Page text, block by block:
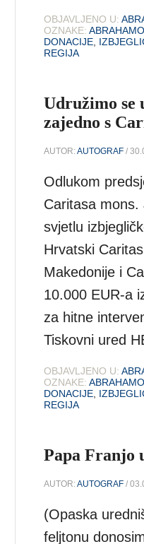
OBJAVLJENO U:
OZNAKE:
DONACIJE,
REGIJA
Udružimo se
zajedno s
AUTOR:AUTOGRAF /
Odlukom
Caritasa mons.
svjetlu
Hrvatski
Makedonije i
10.000 EUR-a
za hitne
Tiskovni ured
OBJAVLJENO U:
OZNAKE:
DONACIJE,
REGIJA
Papa Franjo
AUTOR:AUTOGRAF /
(Opaska
feljtonu